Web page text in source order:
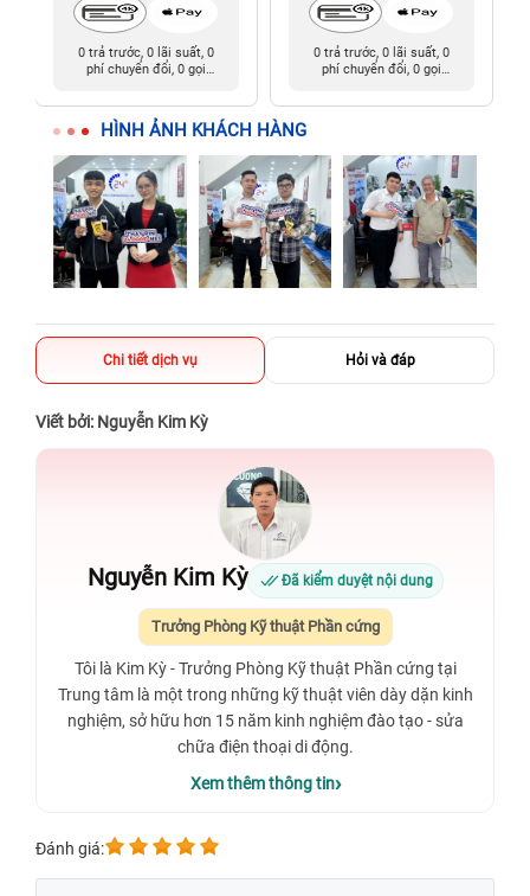
0 trả trước, 0 lãi suất, 0
phí chuyển đổi, 0 gọi
0 trả trước, 0 lãi suất, 0
phí chuyển đổi, 0 gọi
HÌNH ẢNH KHÁCH HÀNG
Chi tiết dịch vụ Hỏi và đáp
Viết bởi: Nguyễn Kim Kỳ
Nguyễn Kim Kỳ Đã kiểm duyệt nội dung
Trưởng Phòng Kỹ thuật Phần cứng
Tôi là Kim Kỳ - Trưởng Phòng Kỹ thuật Phần cứng tại
Trung tâm là một trong những kỹ thuật viên dày dặn kinh
nghiệm, sở hữu hơn 15 năm kinh nghiệm đào tạo - sửa
chữa điện thoại di động.
Xem thêm thông tin
Đánh giá: